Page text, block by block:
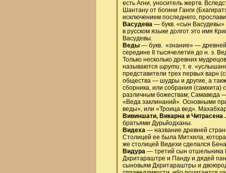
есть Агни, уноситель жертв.
Шантану от богини Ганги
исключением последнего,
Васудева— букв. «сын Васудевы»
в русском языке долгот это имя
Васудевы.
Веды— букв. «знание» —
середине II тысячелетия до н. э.
Только несколько древних
называются шрути, т. е.
представители трех первых варн
общества — шудры и другие, а
сборника, или собрания
различным божествам; Самаведа
«Веда заклинаний». Основными
веды», или «Троица вед».
Вивиншати, Викарна и Читрасена
братьями Дурьйодханы.
Видеха— название древней
Столицей ее была Митхила,
же столицей Видехи сделался
Видура— третий сын отшельника
Дхритараштре и Панду и дядей
сыновьям Дхритараштры и